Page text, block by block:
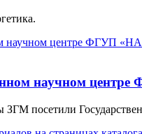
научном
ЗГМ посетили